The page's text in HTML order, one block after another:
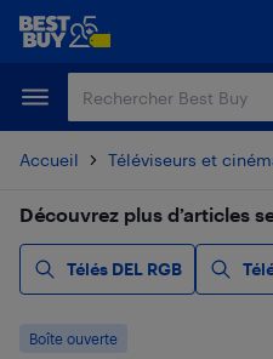
Passer
principal
Passer
Accueil Téléviseurs et
Découvrez plus d’articles
Télés DEL RGB
Boîte ouverte